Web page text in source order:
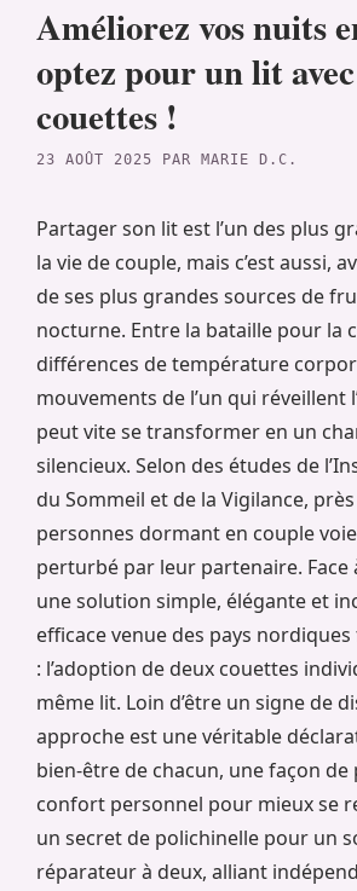
Améliorez vos nuits
optez pour un lit
couettes !
23 AOÛT 2025 PAR MARIE D.C.
Partager son lit est l’un des plus
la vie de couple, mais c’est aussi,
de ses plus grandes sources de
nocturne. Entre la bataille pour la
différences de température
mouvements de l’un qui réveillent
peut vite se transformer en un
silencieux. Selon des études de
du Sommeil et de la Vigilance,
personnes dormant en couple
perturbé par leur partenaire. Face
une solution simple, élégante et
efficace venue des pays
: l’adoption de deux couettes
même lit. Loin d’être un signe de
approche est une véritable
bien-être de chacun, une façon de
confort personnel pour mieux se
un secret de polichinelle pour un
réparateur à deux, alliant